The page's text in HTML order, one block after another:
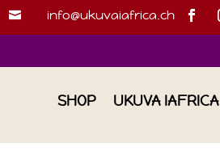
 info@ukuvaiafrica.ch
SHOP UKUVA IAFRICA